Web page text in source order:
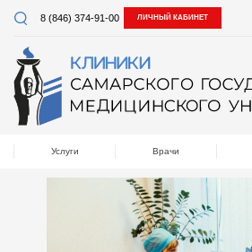
8 (846) 374-91-00 ЛИЧНЫЙ КАБИНЕТ
Услуги Врачи